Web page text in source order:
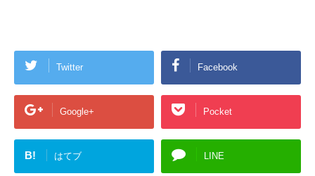
Twitter Facebook
Google+ Pocket
B! はてブ LINE